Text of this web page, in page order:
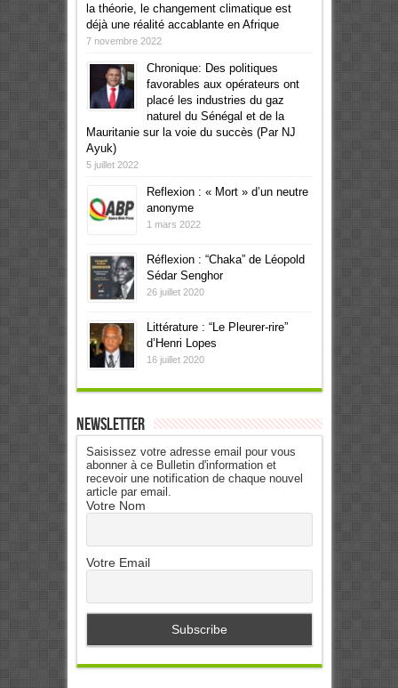
la théorie, le changement climatique est
déjà une réalité accablante en Afrique
7 novembre 2022
Chronique: Des politiques
favorables aux opérateurs ont
placé les industries du gaz
naturel du Sénégal et de la
Mauritanie sur la voie du succès (Par NJ
Ayuk)
5 juillet 2022
Reflexion : « Mort » d’un neutre
anonyme
1 mars 2022
Réflexion : “Chaka” de Léopold
Sédar Senghor
26 juillet 2020
Littérature : “Le Pleurer-rire”
d’Henri Lopes
16 juillet 2020
Newsletter
Saisissez votre adresse email pour vous
abonner à ce Bulletin d'information et
recevoir une notification de chaque nouvel
article par email.
Votre Nom
Votre Email